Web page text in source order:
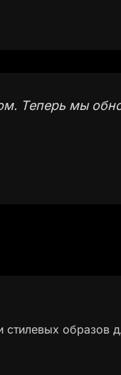
Теперь мы
образов